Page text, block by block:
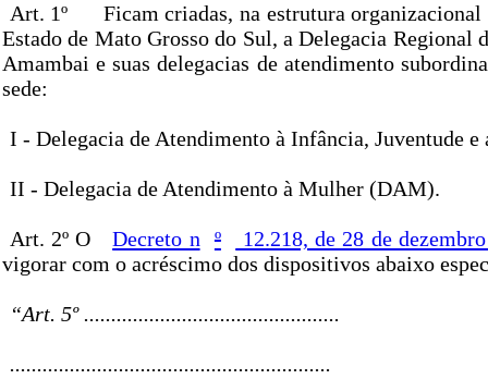
Art. 1º
Ficam criadas, na estrutura
Estado de Mato Grosso do Sul, a Delegacia Regional
Amambai e suas delegacias de atendimento
sede:
I - Delegacia de Atendimento à Infância, Juventude
II - Delegacia de Atendimento à Mulher (DAM).
Art. 2º O Decreto n º
12.218, de 28 de
vigorar com o acréscimo dos dispositivos abaixo
“Art. 5º ...............................................
...........................................................